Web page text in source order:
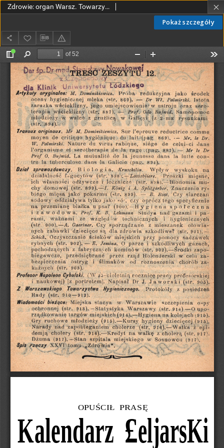
Pokaż szczegóły
Zdrowie: organ Warsz. Towarzystwa Hygienicznego, poświęcony hygienie publicznej i prywatnej 1910, R. XXVI, z. 12